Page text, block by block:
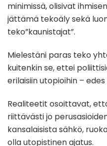
minimissä, olisivat
jättämä tekoäly sekä
teko”kaunistajat”.
Mielestäni paras teko
kuitenkin se, ettei
erilaisiin utopioihin – edes
Realiteetit osoittavat,
riittävästi jo
kansalaisista sähkö,
olla utopistinen ajatus.